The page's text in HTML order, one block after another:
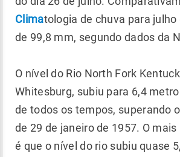
Climatologia de chuva para julho
de 99,8 mm, segundo dados da
O nível do Rio North Fork
Whitesburg, subiu para 6,4
de todos os tempos, superando
de 29 de janeiro de 1957. O
é que o nível do rio subiu quase